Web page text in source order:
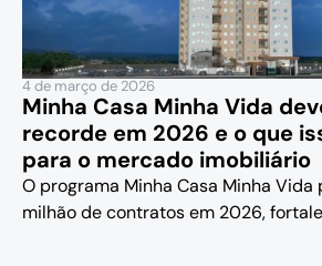
4 de março de 2026
Minha Casa Minha Vida
recorde em 2026 e o que
para o mercado imobiliário
O programa Minha Casa Minha Vida
milhão de contratos em 2026,